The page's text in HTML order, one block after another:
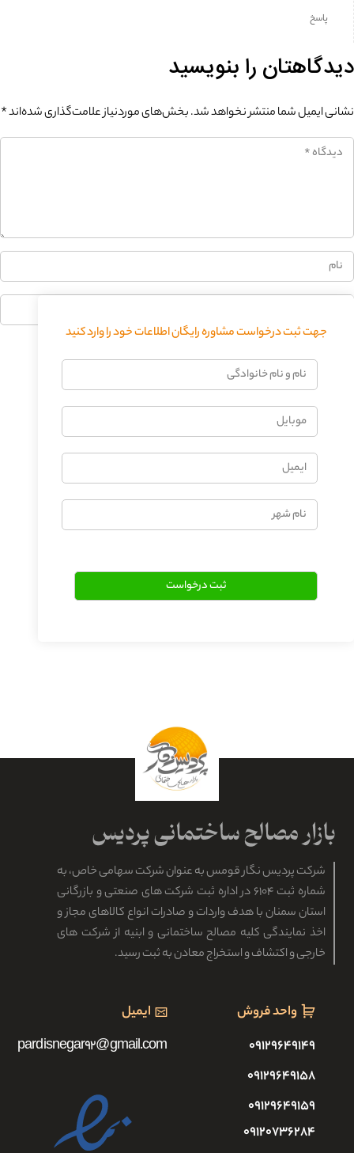
پاسخ
دیدگاهتان را بنویسید
نشانی ایمیل شما منتشر نخواهد شد.بخش‌های موردنیاز علامت‌گذاری شده‌اند*
جهت ثبت درخواست مشاوره رایگان اطلاعات خود را وارد کنید
نام
خانوادگی
موبایل
ایمیل
نام
شهر
شرکت پردیس نگار قومس به عنوان شرکت سهامی خاص، به
شماره ثبت ۶۱۰۴ در اداره ثبت شرکت های صنعتی و بازرگانی
استان سمنان با هدف واردات و صادرات انواع کالاهای مجاز و
اخذ نمایندگی کلیه مصالح ساختمانی و ابنیه از شرکت های
خارجی و اکتشاف و استخراج معادن به ثبت رسید.
واحد فروش
۰۹۱۲۹۶۴۹۱۴۹
۰۹۱۲۹۶۴۹۱۵۸
۰۹۱۲۹۶۴۹۱۵۹
۰۹۱۲۰۷۳۶۲۸۴
ایمیل
pardisnegar92@gmail.com